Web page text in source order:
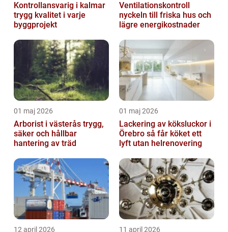
Kontrollansvarig i kalmar
trygg kvalitet i varje
byggprojekt
Ventilationskontroll
nyckeln till friska hus och
lägre energikostnader
01 maj 2026
Arborist i västerås trygg,
säker och hållbar
hantering av träd
01 maj 2026
Lackering av köksluckor i
Örebro så får köket ett
lyft utan helrenovering
12 april 2026 11 april 2026